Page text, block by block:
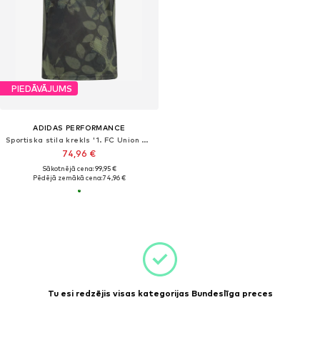
PIEDĀVĀJUMS
ADIDAS PERFORMANCE
Sportiska stila krekls '1. FC Union Berlin 2025/2026'
74,96 €
Sākotnējā cena: 99,95 €
Pēdējā zemākā cena:74,96 €
Tu esi redzējis visas kategorijas Bundeslīga preces